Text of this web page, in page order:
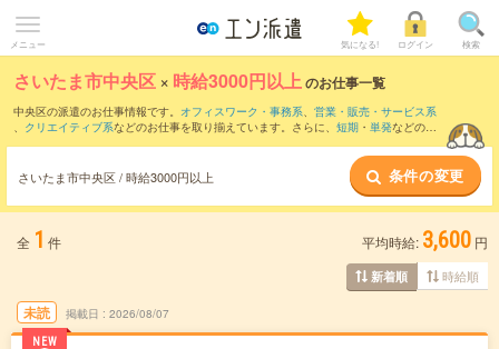
メニュー 気になる! ログイン 検索
さいたま市中央区 × 時給3000円以上のお仕事一覧
中央区の派遣のお仕事情報です。 オフィスワーク・事務系、 営業・販売・サービス系
、 クリエイティブ系などのお仕事を取り揃えています。さらに、 短期 ・ 単発などの期
さいたま市中央区 / 時給3000円以上 条件の変更
全 1 件 平均時給: 3,600 円
新着順 時給順
未読
NEW
掲載日 2026/08/07